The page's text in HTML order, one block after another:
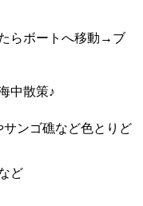
らボートへ移動→ブ
中散策♪
ンゴ礁など色とりど
ど